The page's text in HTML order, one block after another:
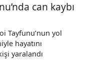
can kaybı
Tayfunu’nun yol
hayatını
yaralandı